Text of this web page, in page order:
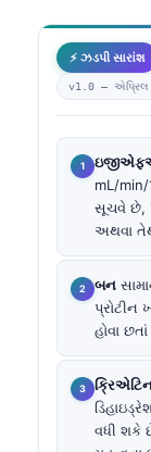
⚡ ઝડપી સારાંશ
v1.0 —
mL/min/
સૂચવે છે,
અથવા
બન
પ્રોટીન
હોવા
વધી શકે